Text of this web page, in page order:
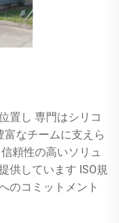
置し 専門はシリコ
富なチームに支えら
頼性の高いソリュ
供しています ISO規
のコミットメント